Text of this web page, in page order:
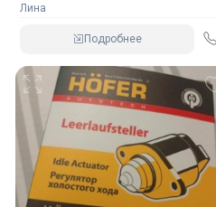
Лина
Подробнее